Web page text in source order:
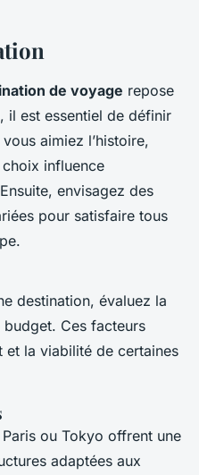
de voyage repose
il est essentiel de définir
aimiez l’histoire,
choix influence
envisagez des
pour satisfaire tous
destination, évaluez la
budget. Ces facteurs
et la viabilité de certaines
ou Tokyo offrent une
adaptées aux